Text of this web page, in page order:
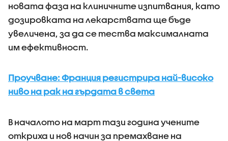
новата фаза на клиничните изпитвания, като
дозировката на лекарствата ще бъде
увеличена, за да се тества максималната
им ефективност.
Проучване: Франция регистрира най-високо
ниво на рак на гърдата в света
В началото на март тази година учените
откриха и нов начин за премахване на